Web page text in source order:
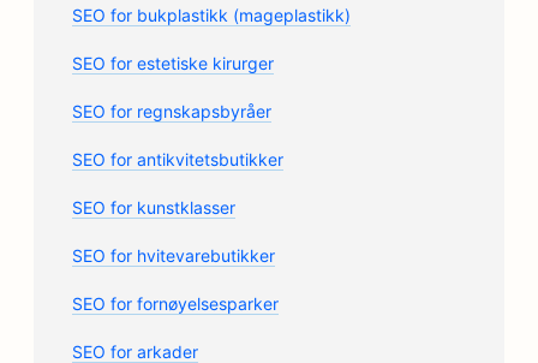
SEO for bukplastikk (mageplastikk)
SEO for estetiske kirurger
SEO for regnskapsbyråer
SEO for antikvitetsbutikker
SEO for kunstklasser
SEO for hvitevarebutikker
SEO for fornøyelsesparker
SEO for arkader